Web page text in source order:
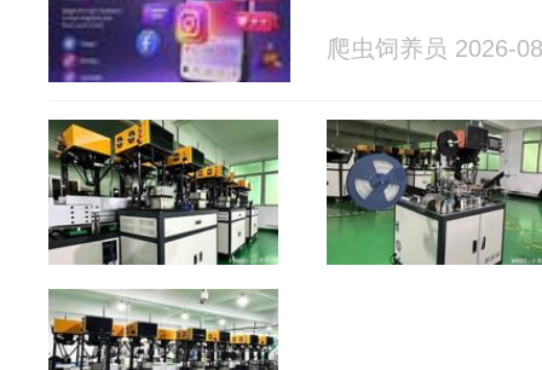
爬虫饲养员 2026-